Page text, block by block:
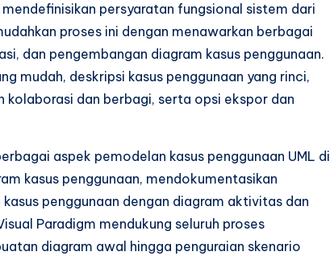
persyaratan fungsional sistem dari
proses ini dengan menawarkan berbagai
dan pengembangan diagram kasus penggunaan.
mudah, deskripsi kasus penggunaan yang rinci,
dan berbagi, serta opsi ekspor dan
aspek pemodelan kasus penggunaan UML di
kasus penggunaan, mendokumentasikan
penggunaan dengan diagram aktivitas dan
Paradigm mendukung seluruh proses
diagram awal hingga penguraian skenario